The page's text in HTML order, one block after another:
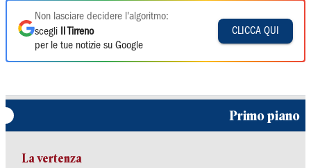
Non lasciare decidere l'algoritmo:
scegli
Il Tirreno
per le tue notizie su Google
CLICCA QUI
Primo piano
La vertenza